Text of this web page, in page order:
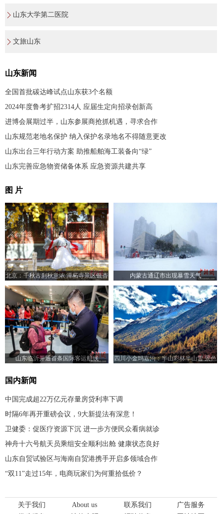
山东大学第二医院
文旅山东
山东新闻
全国首批碳达峰试点山东获3个名额
2024年度鲁考扩招2314人 应届生定向招录创新高
进博会展期过半，山东参展商抢抓机遇，寻求合作
山东规范老地名保护 纳入保护名录地名不得随意更改
山东出台三年行动方案 助推船舶海工装备向“绿”
山东完善应急物资储备体系 应急资源共建共享
图 片
北京：千秋古刹秋意浓 潭柘寺景区银杏
飘舞
内蒙古通辽市出现暴雪天气
山东临沂开通首条国际客运航线
四川小金玛嘉沟：半山彩林半山雪 景色
国内新闻
中国完成超22万亿元存量房贷利率下调
时隔6年再开重磅会议，9大新提法有深意！
卫健委：促医疗资源下沉 进一步方便民众看病就诊
神舟十六号航天员乘组安全顺利出舱 健康状态良好
山东自贸试验区与海南自贸港携手开启多领域合作
“双11”走过15年，电商玩家们为何重拾低价？
关于我们 About us 联系我们
广告服务